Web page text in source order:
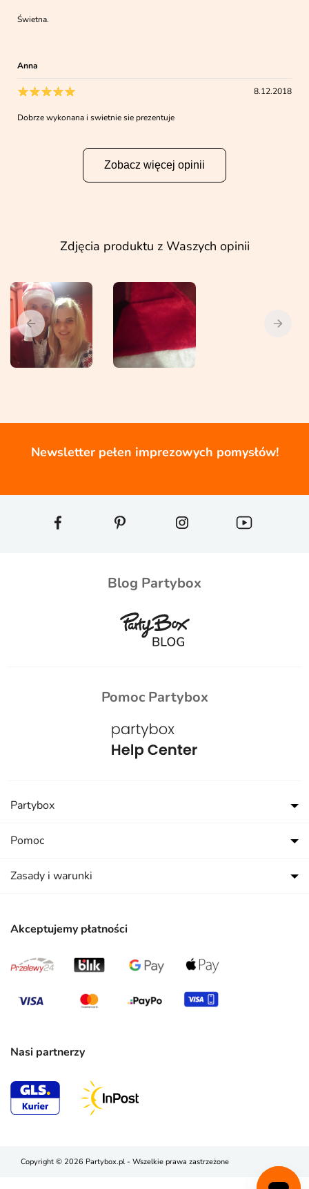
Świetna.
Anna
8.12.2018
Dobrze wykonana i swietnie sie prezentuje
Zobacz więcej opinii
Zdjęcia produktu z Waszych opinii
Newsletter pełen imprezowych pomysłów!
Blog Partybox
Pomoc Partybox
Akceptujemy płatności
Nasi partnerzy
Partybox
Pomoc
Zasady i warunki
Copyright © 2026 Partybox.pl - Wszelkie prawa zastrzeżone